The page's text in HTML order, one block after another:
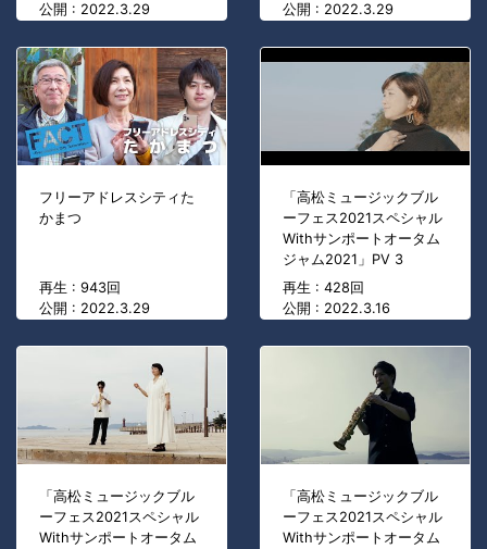
公開 : 2022.3.29
公開 : 2022.3.29
フリーアドレスシティた
かまつ
再生 : 943回
公開 : 2022.3.29
「高松ミュージックブル
ーフェス2021スペシャル
Withサンポートオータム
ジャム2021」PV 3
再生 : 428回
公開 : 2022.3.16
「高松ミュージックブル
ーフェス2021スペシャル
Withサンポートオータム
「高松ミュージックブル
ーフェス2021スペシャル
Withサンポートオータム